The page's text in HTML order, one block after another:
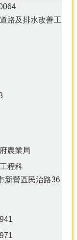
路及排水改善工
農業局
程科
新營區民治路36